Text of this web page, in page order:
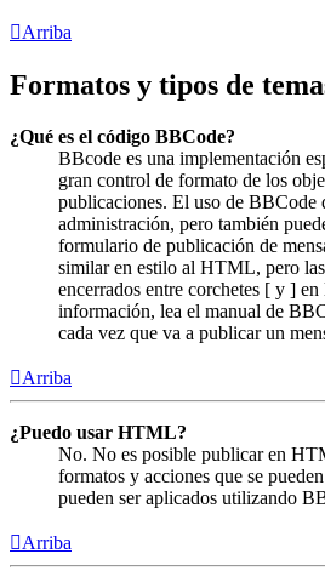
Arriba
Formatos y tipos de
¿Qué es el código BBCode?
BBcode es una implementación
gran control de formato de los
publicaciones. El uso de BBCode
administración, pero también
formulario de publicación de
similar en estilo al HTML, pero las
encerrados entre corchetes [ y ]
información, lea el manual de
cada vez que va a publicar un
Arriba
¿Puedo usar HTML?
No. No es posible publicar en
formatos y acciones que se
pueden ser aplicados utilizando
Arriba